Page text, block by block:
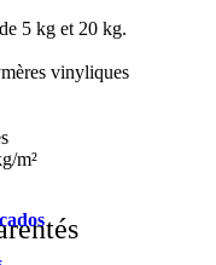
5 kg et 20 kg.
vinyliques
m²